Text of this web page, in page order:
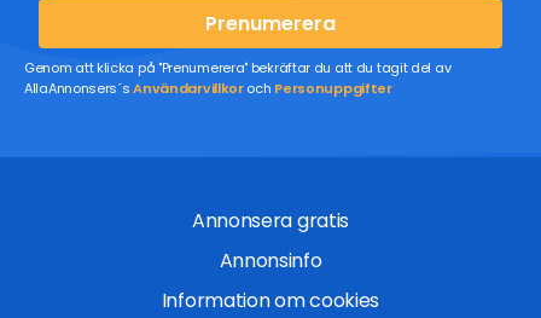
Prenumerera
Genom att klicka på "Prenumerera" bekräftar du att du tagit del av
AllaAnnonsers´sAnvändarvillkoroch Personuppgifter
Annonsera gratis
Annonsinfo
Information om cookies